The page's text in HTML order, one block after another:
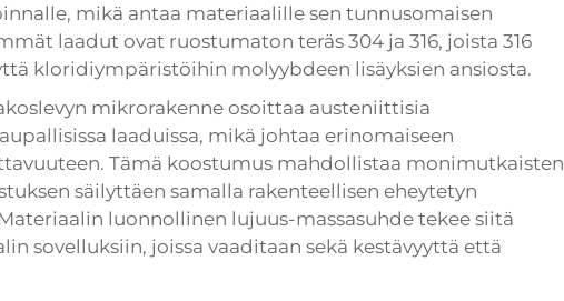
mikä antaa materiaalille sen tunnusomaisen
laadut ovat ruostumaton teräs 304 ja 316, joista 316
kloridiympäristöihin molyybdeen lisäyksien ansiosta.
mikrorakenne osoittaa austeniittisia
laaduissa, mikä johtaa erinomaiseen
Tämä koostumus mahdollistaa monimutkaisten
säilyttäen samalla rakenteellisen eheytetyn
luonnollinen lujuus-massasuhde tekee siitä
sovelluksiin, joissa vaaditaan sekä kestävyyttä että